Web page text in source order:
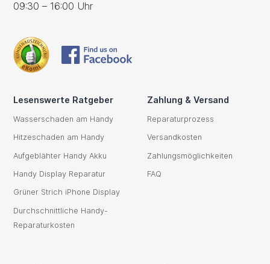
09:30 – 16:00 Uhr
Lesenswerte Ratgeber
Wasserschaden am Handy
Hitzeschaden am Handy
Aufgeblähter Handy Akku
Handy Display Reparatur
Grüner Strich iPhone Display
Durchschnittliche Handy-
Reparaturkosten
Zahlung & Versand
Reparaturprozess
Versandkosten
Zahlungsmöglichkeiten
FAQ